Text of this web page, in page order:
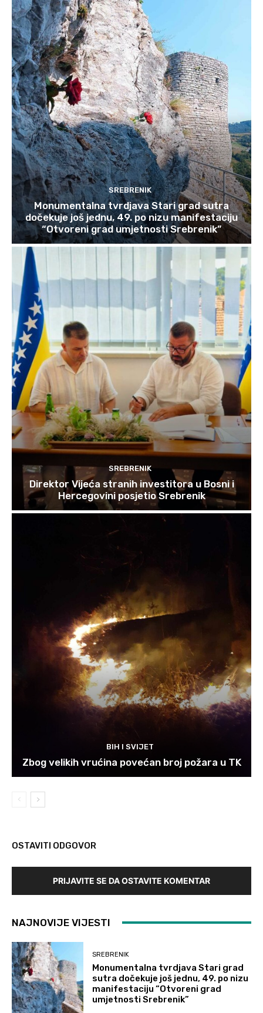
SREBRENIK
Monumentalna tvrdjava Stari grad sutra
dočekuje još jednu, 49. po nizu manifestaciju
“Otvoreni grad umjetnosti Srebrenik”
SREBRENIK
Direktor Vijeća stranih investitora u Bosni i
Hercegovini posjetio Srebrenik
BIH I SVIJET
Zbog velikih vrućina povećan broj požara u TK
OSTAVITI ODGOVOR
PRIJAVITE SE DA OSTAVITE KOMENTAR
NAJNOVIJE VIJESTI
SREBRENIK
Monumentalna tvrdjava Stari grad
sutra dočekuje još jednu, 49. po nizu
manifestaciju “Otvoreni grad
umjetnosti Srebrenik”